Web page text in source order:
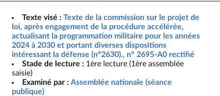
Texte visé : Texte de la commission sur le projet de
loi, après engagement de la procédure accélérée,
actualisant la programmation militaire pour les années
2024 à 2030 et portant diverses dispositions
intéressant la défense (n°2630)., n° 2695-A0 rectifié
Stade de lecture : 1ère lecture (1ère assemblée
saisie)
Examiné par : Assemblée nationale (séance
publique)